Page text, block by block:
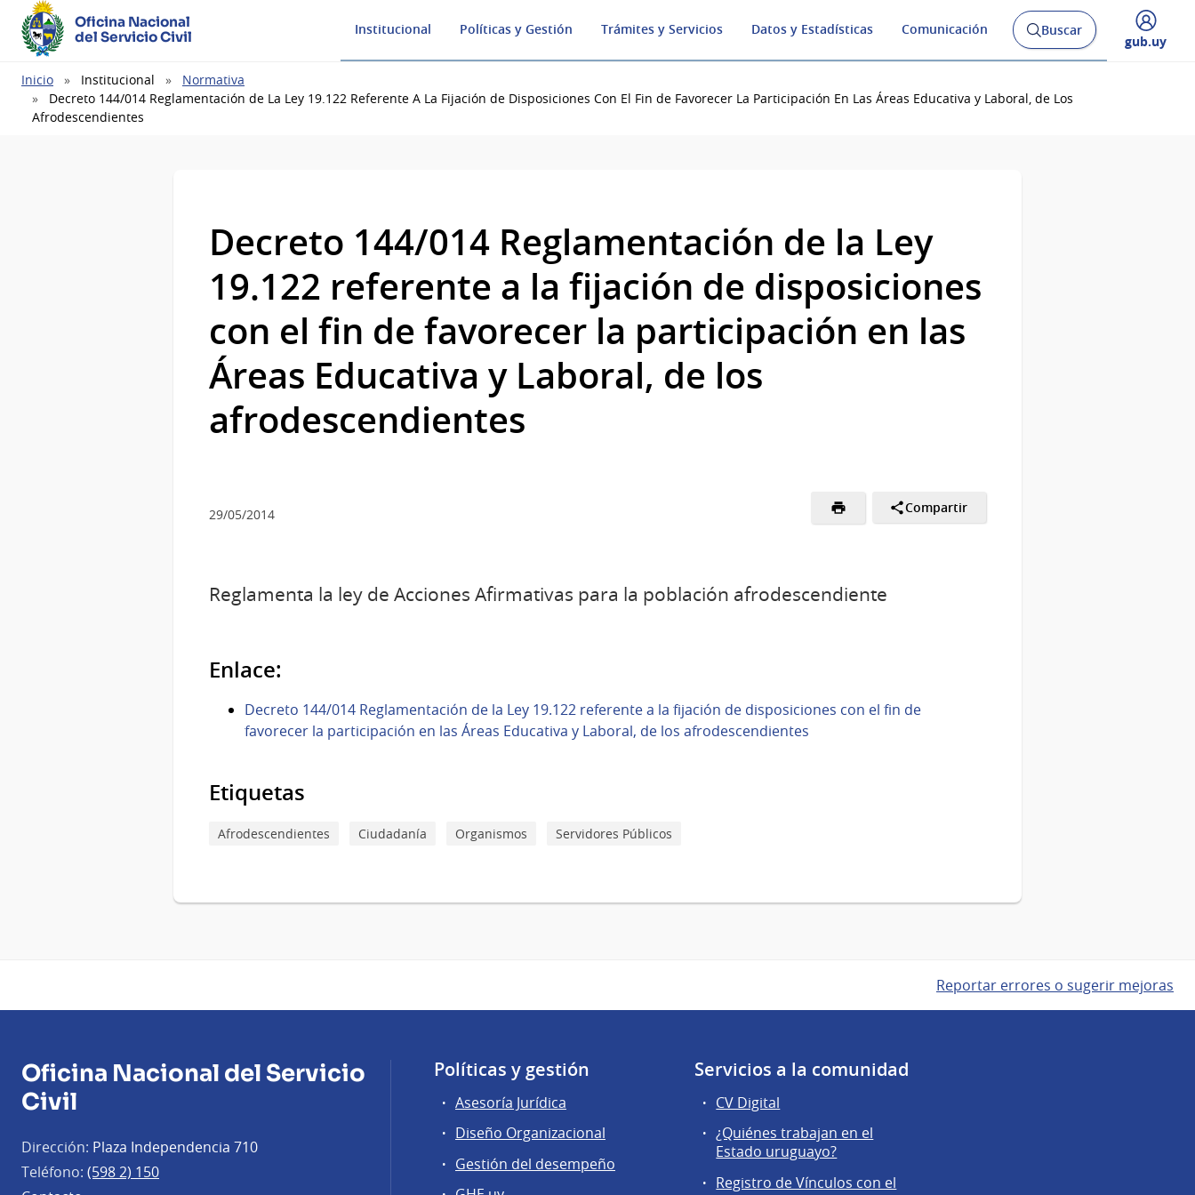
Oficina Nacional
del Servicio Civil
Institucional Políticas y Gestión Trámites y Servicios Datos y Estadísticas Comunicación
Abrir
buscador
Buscar
Desplegar
gub.uy
Ruta
de
navegación
Inicio Institucional
Normativa
Decreto 144/014 Reglamentación de La Ley 19.122 Referente A La Fijación de Disposiciones Con El Fin de Favorecer La Participación En Las Áreas Educativa y Laboral, de Los
Afrodescendientes
Decreto 144/014 Reglamentación de la Ley
19.122 referente a la fijación de disposiciones
con el fin de favorecer la participación en las
Áreas Educativa y Laboral, de los
afrodescendientes
29/05/2014 Compartir
Reglamenta la ley de Acciones Afirmativas para la población afrodescendiente
Enlace:
Decreto 144/014 Reglamentación de la Ley 19.122 referente a la fijación de disposiciones con el fin de
favorecer la participación en las Áreas Educativa y Laboral, de los afrodescendientes
Etiquetas
Afrodescendientes Ciudadanía Organismos Servidores Públicos
Reportar errores o sugerir mejoras
Oficina Nacional del Servicio
Civil
Dirección: Plaza Independencia 710
Teléfono: (598 2) 150
Políticas y gestión
Asesoría Jurídica
Diseño Organizacional
Gestión del desempeño
Servicios a la comunidad
CV Digital
¿Quiénes trabajan en el
Estado uruguayo?
Registro de Vínculos con el